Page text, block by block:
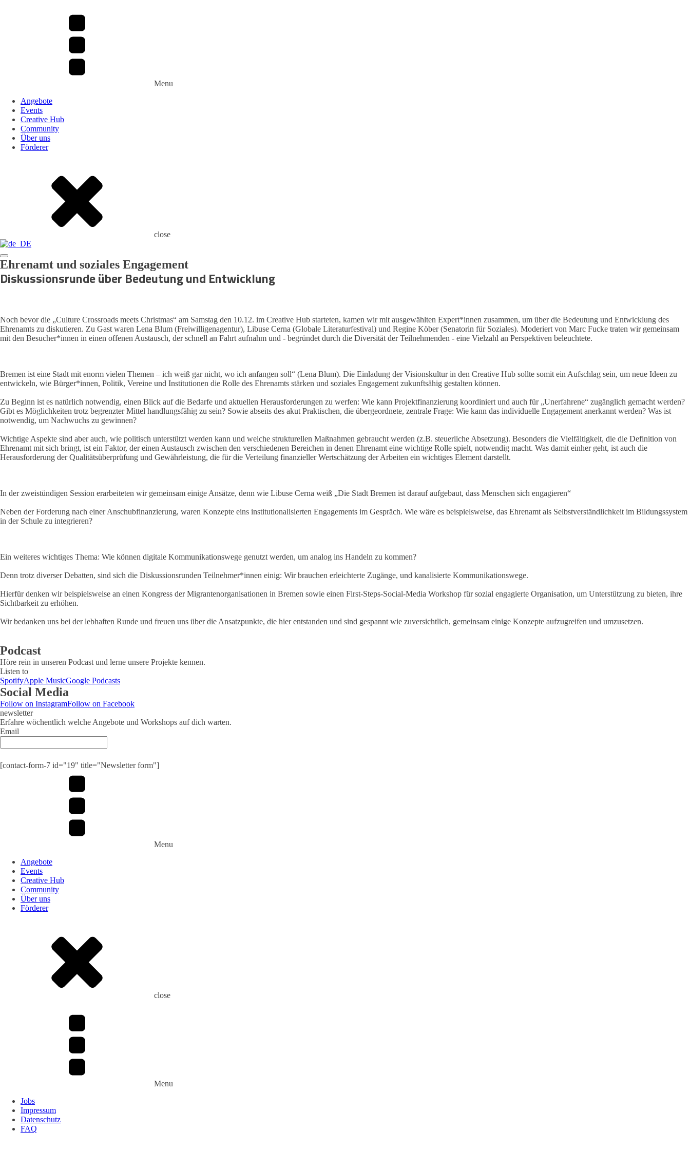
Menu
Angebote
Events
Creative Hub
Community
Über uns
Förderer
close
Ehrenamt und soziales Engagement
Diskussionsrunde über Bedeutung und Entwicklung
Noch bevor die „Culture Crossroads meets Christmas“ am Samstag den 10.12. im Creative Hub starteten, kamen wir mit ausgewählten Expert*innen zusammen, um über die Bedeutung und Entwicklung des
Ehrenamts zu diskutieren. Zu Gast waren Lena Blum (Freiwilligenagentur), Libuse Cerna (Globale Literaturfestival) und Regine Köber (Senatorin für Soziales). Moderiert von Marc Fucke traten wir gemeinsam
mit den Besucher*innen in einen offenen Austausch, der schnell an Fahrt aufnahm und - begründet durch die Diversität der Teilnehmenden - eine Vielzahl an Perspektiven beleuchtete.
Bremen ist eine Stadt mit enorm vielen Themen – ich weiß gar nicht, wo ich anfangen soll“ (Lena Blum). Die Einladung der Visionskultur in den Creative Hub sollte somit ein Aufschlag sein, um neue Ideen zu
entwickeln, wie Bürger*innen, Politik, Vereine und Institutionen die Rolle des Ehrenamts stärken und soziales Engagement zukunftsähig gestalten können.
Zu Beginn ist es natürlich notwendig, einen Blick auf die Bedarfe und aktuellen Herausforderungen zu werfen: Wie kann Projektfinanzierung koordiniert und auch für „Unerfahrene“ zugänglich gemacht werden?
Gibt es Möglichkeiten trotz begrenzter Mittel handlungsfähig zu sein? Sowie abseits des akut Praktischen, die übergeordnete, zentrale Frage: Wie kann das individuelle Engagement anerkannt werden? Was ist
notwendig, um Nachwuchs zu gewinnen?
Wichtige Aspekte sind aber auch, wie politisch unterstützt werden kann und welche strukturellen Maßnahmen gebraucht werden (z.B. steuerliche Absetzung). Besonders die Vielfältigkeit, die die Definition von
Ehrenamt mit sich bringt, ist ein Faktor, der einen Austausch zwischen den verschiedenen Bereichen in denen Ehrenamt eine wichtige Rolle spielt, notwendig macht. Was damit einher geht, ist auch die
Herausforderung der Qualitätsüberprüfung und Gewährleistung, die für die Verteilung finanzieller Wertschätzung der Arbeiten ein wichtiges Element darstellt.
In der zweistündigen Session erarbeiteten wir gemeinsam einige Ansätze, denn wie Libuse Cerna weiß „Die Stadt Bremen ist darauf aufgebaut, dass Menschen sich engagieren“
Neben der Forderung nach einer Anschubfinanzierung, waren Konzepte eins institutionalisierten Engagements im Gespräch. Wie wäre es beispielsweise, das Ehrenamt als Selbstverständlichkeit im Bildungssystem
in der Schule zu integrieren?
Ein weiteres wichtiges Thema: Wie können digitale Kommunikationswege genutzt werden, um analog ins Handeln zu kommen?
Denn trotz diverser Debatten, sind sich die Diskussionsrunden Teilnehmer*innen einig: Wir brauchen erleichterte Zugänge, und kanalisierte Kommunikationswege.
Hierfür denken wir beispielsweise an einen Kongress der Migrantenorganisationen in Bremen sowie einen First-Steps-Social-Media Workshop für sozial engagierte Organisation, um Unterstützung zu bieten, ihre
Sichtbarkeit zu erhöhen.
Wir bedanken uns bei der lebhaften Runde und freuen uns über die Ansatzpunkte, die hier entstanden und sind gespannt wie zuversichtlich, gemeinsam einige Konzepte aufzugreifen und umzusetzen.
Podcast
Höre rein in unseren Podcast und lerne unsere Projekte kennen.
Listen to
SpotifyApple MusicGoogle Podcasts
Social Media
Follow on InstagramFollow on Facebook
newsletter
Erfahre wöchentlich welche Angebote und Workshops auf dich warten.
Email
[contact-form-7 id="19" title="Newsletter form"]
Menu
Angebote
Events
Creative Hub
Community
Über uns
Förderer
close
Menu
Jobs
Impressum
Datenschutz
FAQ